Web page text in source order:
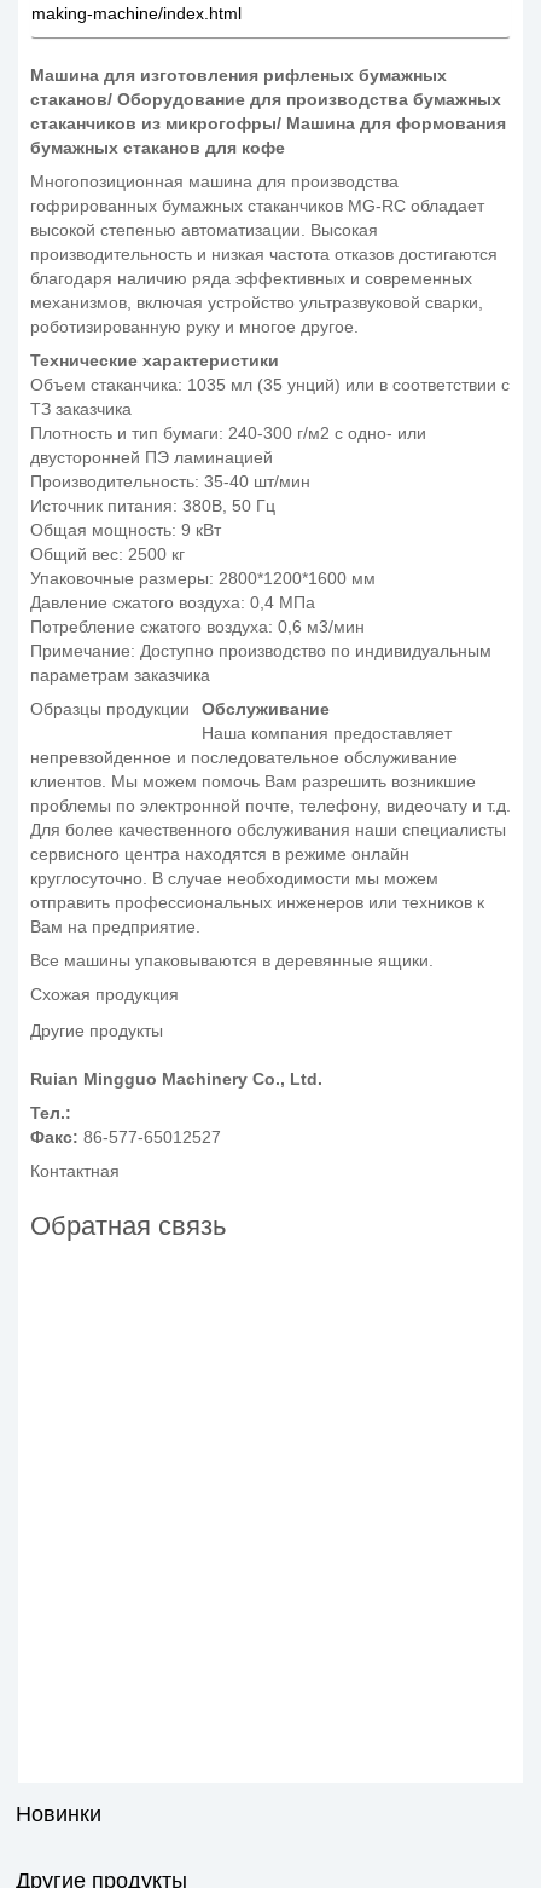
making-machine/index.html
Машина для изготовления рифленых бумажных
стаканов/ Оборудование для производства бумажных
стаканчиков из микрогофры/ Машина для формования
бумажных стаканов для кофе
Многопозиционная машина для производства
гофрированных бумажных стаканчиков MG-RC обладает
высокой степенью автоматизации. Высокая
производительность и низкая частота отказов достигаются
благодаря наличию ряда эффективных и современных
механизмов, включая устройство ультразвуковой сварки,
роботизированную руку и многое другое.
Технические характеристики
Объем стаканчика: 1035 мл (35 унций) или в соответствии с
ТЗ заказчика
Плотность и тип бумаги: 240-300 г/м2 с одно- или
двусторонней ПЭ ламинацией
Производительность: 35-40 шт/мин
Источник питания: 380В, 50 Гц
Общая мощность: 9 кВт
Общий вес: 2500 кг
Упаковочные размеры: 2800*1200*1600 мм
Давление сжатого воздуха: 0,4 МПа
Потребление сжатого воздуха: 0,6 м3/мин
Примечание: Доступно производство по индивидуальным
параметрам заказчика
Образцы продукции
Обслуживание
Наша компания предоставляет
непревзойденное и последовательное обслуживание
клиентов. Мы можем помочь Вам разрешить возникшие
проблемы по электронной почте, телефону, видеочату и т.д.
Для более качественного обслуживания наши специалисты
сервисного центра находятся в режиме онлайн
круглосуточно. В случае необходимости мы можем
отправить профессиональных инженеров или техников к
Вам на предприятие.
Все машины упаковываются в деревянные ящики.
Схожая продукция
Другие продукты
Ruian Mingguo Machinery Co., Ltd.
Тел.:
Факс: 86-577-65012527
Контактная
Обратная связь
Новинки
Другие продукты